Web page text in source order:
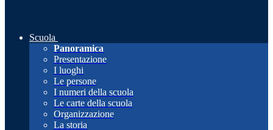
Scuola
Panoramica
Presentazione
I luoghi
Le persone
I numeri della scuola
Le carte della scuola
Organizzazione
La storia